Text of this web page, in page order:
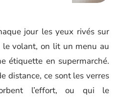
jour les yeux rivés sur
le volant, on lit un menu au
étiquette en supermarché.
distance, ce sont les verres
l’effort, ou qui le